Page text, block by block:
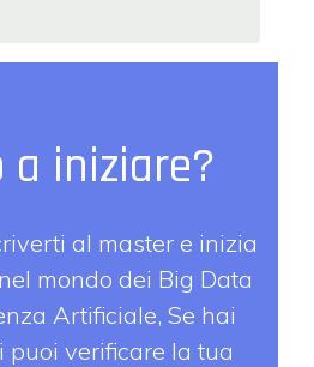
a iniziare?
al master e inizia
mondo dei Big Data
Artificiale, Se hai
puoi verificare la tua